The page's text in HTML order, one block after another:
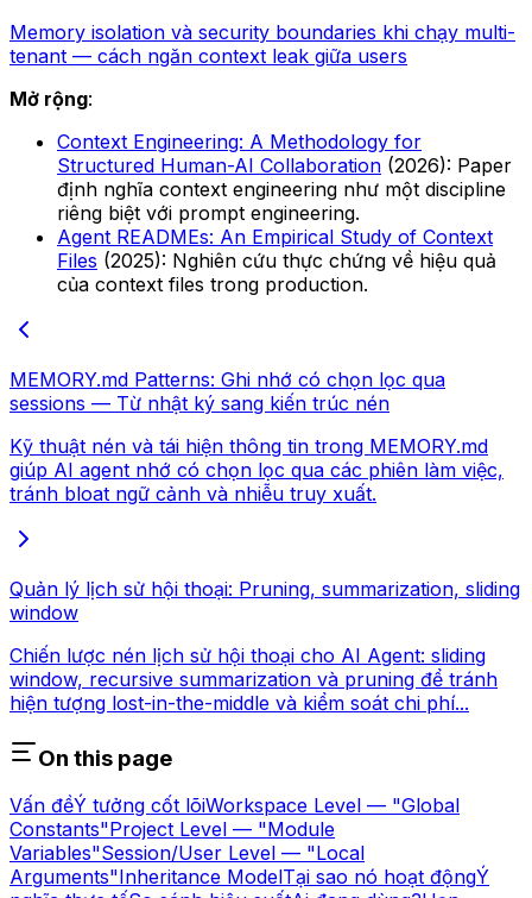
Memory isolation và security boundaries khi chạy multi-
tenant — cách ngăn context leak giữa users
Mở rộng:
Context Engineering: A Methodology for
Structured Human-AI Collaboration (2026): Paper
định nghĩa context engineering như một discipline
riêng biệt với prompt engineering.
Agent READMEs: An Empirical Study of Context
Files (2025): Nghiên cứu thực chứng về hiệu quả
của context files trong production.
MEMORY.md Patterns: Ghi nhớ có chọn lọc qua
sessions — Từ nhật ký sang kiến trúc nén
Kỹ thuật nén và tái hiện thông tin trong MEMORY.md
giúp AI agent nhớ có chọn lọc qua các phiên làm việc,
tránh bloat ngữ cảnh và nhiễu truy xuất.
Quản lý lịch sử hội thoại: Pruning, summarization, sliding
window
Chiến lược nén lịch sử hội thoại cho AI Agent: sliding
window, recursive summarization và pruning để tránh
hiện tượng lost-in-the-middle và kiểm soát chi phí...
On this page
Vấn đềÝ tưởng cốt lõiWorkspace Level — "Global
Constants"Project Level — "Module
Variables"Session/User Level — "Local
Arguments"Inheritance ModelTại sao nó hoạt độngÝ